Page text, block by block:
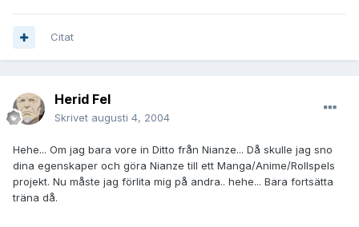
Citat
Herid Fel
Skrivet augusti 4, 2004
Hehe... Om jag bara vore in Ditto från Nianze... Då skulle jag sno
dina egenskaper och göra Nianze till ett Manga/Anime/Rollspels
projekt. Nu måste jag förlita mig på andra.. hehe... Bara fortsätta
träna då.